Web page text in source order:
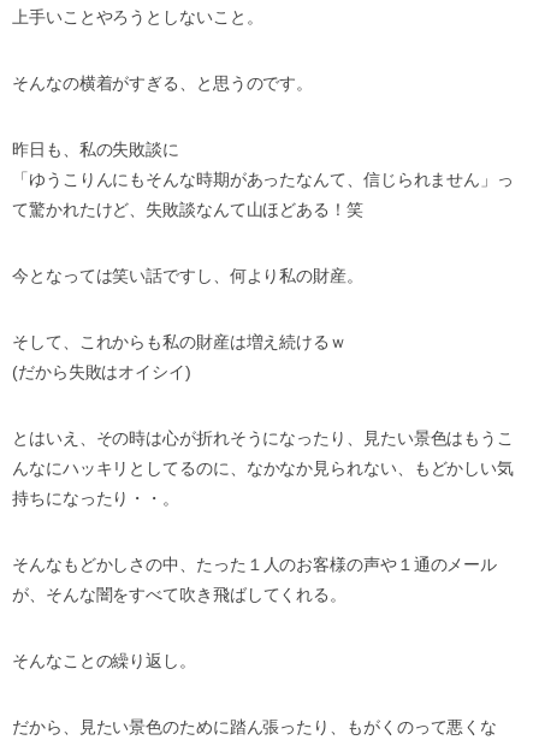
上手いことやろうとしないこと。
そんなの横着がすぎる、と思うのです。
昨日も、私の失敗談に
「ゆうこりんにもそんな時期があったなんて、信じられません」
っ
て驚かれたけど、失敗談なんて山ほどある！笑
今となっては笑い話ですし、何より私の財産。
そして、これからも私の財産は増え続けるｗ
(だから失敗はオイシイ)
とはいえ、その時は心が折れそうになったり、
見たい景色はもうこ
んなにハッキリとしてるのに、 なかなか見られない、もどかしい気
持ちになったり・・。
そんなもどかしさの中、 たった１人のお客様の声や１通のメール
が、 そんな闇をすべて吹き飛ばしてくれる。
そんなことの繰り返し。
だから、見たい景色のために踏ん張ったり、 もがくのって悪くな